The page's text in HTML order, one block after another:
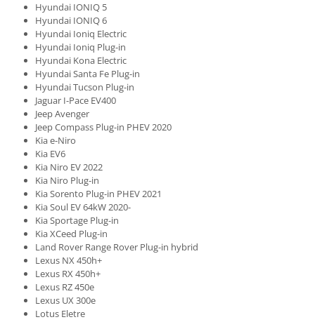
Hyundai IONIQ 5
Hyundai IONIQ 6
Hyundai Ioniq Electric
Hyundai Ioniq Plug-in
Hyundai Kona Electric
Hyundai Santa Fe Plug-in
Hyundai Tucson Plug-in
Jaguar I-Pace EV400
Jeep Avenger
Jeep Compass Plug-in PHEV 2020
Kia e-Niro
Kia EV6
Kia Niro EV 2022
Kia Niro Plug-in
Kia Sorento Plug-in PHEV 2021
Kia Soul EV 64kW 2020-
Kia Sportage Plug-in
Kia XCeed Plug-in
Land Rover Range Rover Plug-in hybrid
Lexus NX 450h+
Lexus RX 450h+
Lexus RZ 450e
Lexus UX 300e
Lotus Eletre